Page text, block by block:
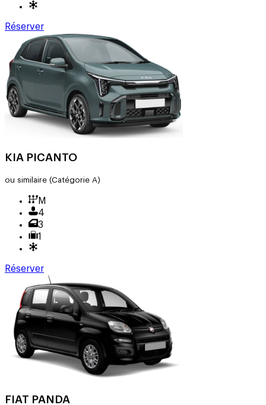
Réserver
KIA PICANTO
ou similaire (Catégorie A)
M
4
3
1
Réserver
FIAT PANDA